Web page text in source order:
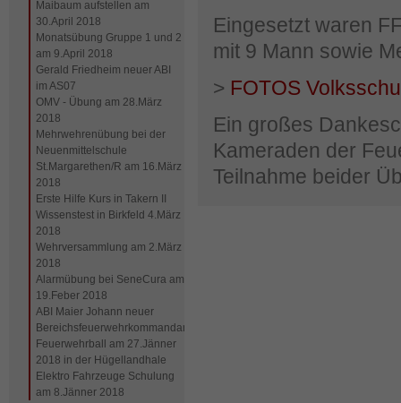
Maibaum aufstellen am
30.April 2018
Monatsübung Gruppe 1 und 2
am 9.April 2018
Gerald Friedheim neuer ABI
im AS07
OMV - Übung am 28.März
2018
Mehrwehrenübung bei der
Neuenmittelschule
St.Margarethen/R am 16.März
2018
Erste Hilfe Kurs in Takern II
Wissenstest in Birkfeld 4.März
2018
Wehrversammlung am 2.März
2018
Alarmübung bei SeneCura am
19.Feber 2018
ABI Maier Johann neuer
Bereichsfeuerwehrkommandantstellvertreter
Feuerwehrball am 27.Jänner
2018 in der Hügellandhale
Elektro Fahrzeuge Schulung
am 8.Jänner 2018
Eingesetzt waren
mit 9 Mann sowie
> FOTOS
Ein großes
Kameraden der
Teilnahme beider